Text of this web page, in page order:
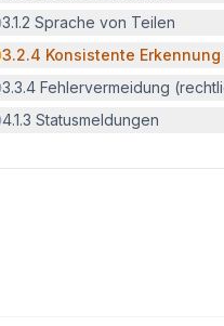
Erfüllt:
3.1.2 Sprache von Teilen
Potenzielle Barriere:
3.2.4 Konsistente Erkennung
Erfüllt:
3.3.4 Fehlervermeidung
Erfüllt:
4.1.3 Statusmeldungen